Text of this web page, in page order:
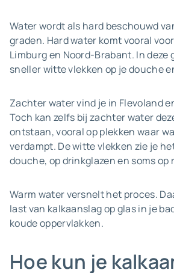
Water wordt als hard beschouwd
graden. Hard water komt vooral
Limburg en Noord-Brabant. In deze
sneller witte vlekken op je douche
Zachter water vind je in Flevoland
Toch kan zelfs bij zachter water
ontstaan, vooral op plekken waar
verdampt. De witte vlekken zie je
douche, op drinkglazen en soms op
Warm water versnelt het proces.
last van kalkaanslag op glas in je
koude oppervlakken.
Hoe kun je